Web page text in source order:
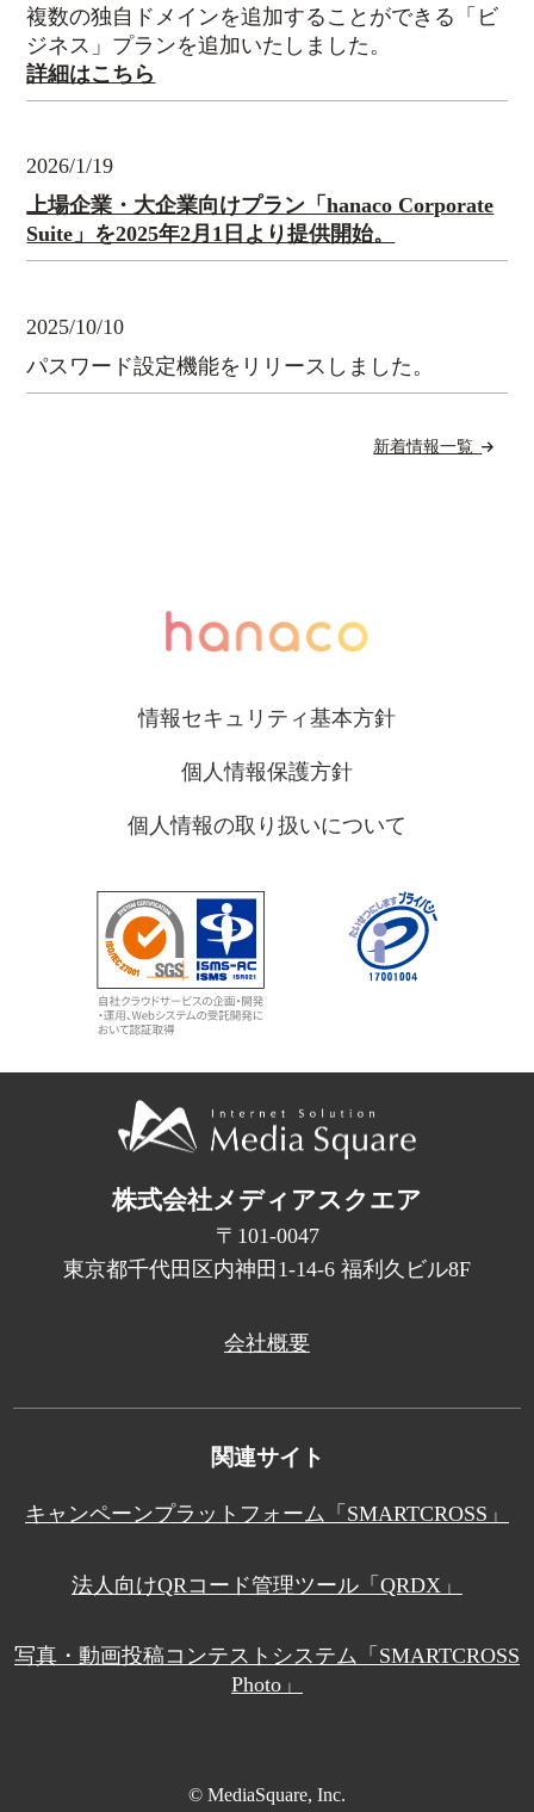
複数の独自ドメインを追加することができる「ビ
ジネス」プランを追加いたしました。
詳細はこちら
2026/1/19
上場企業・大企業向けプラン「hanaco Corporate
Suite」を2025年2月1日より提供開始。
2025/10/10
パスワード設定機能をリリースしました。
新着情報一覧
情報セキュリティ基本方針
個人情報保護方針
個人情報の取り扱いについて
株式会社メディアスクエア
〒101-0047
東京都千代田区内神田1-14-6 福利久ビル8F
会社概要
関連サイト
キャンペーンプラットフォーム「SMARTCROSS」
法人向けQRコード管理ツール「QRDX」
写真・動画投稿コンテストシステム「SMARTCROSS
Photo」
© MediaSquare, Inc.